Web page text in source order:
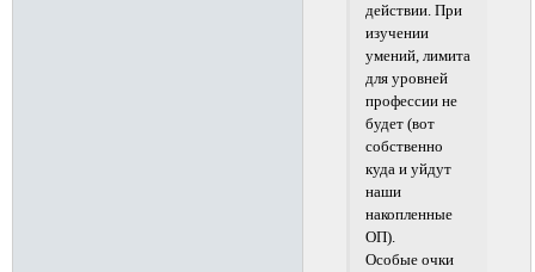
действии. При
изучении
умений, лимита
для уровней
профессии не
будет (вот
собственно
куда и уйдут
наши
накопленные
ОП).
Особые очки